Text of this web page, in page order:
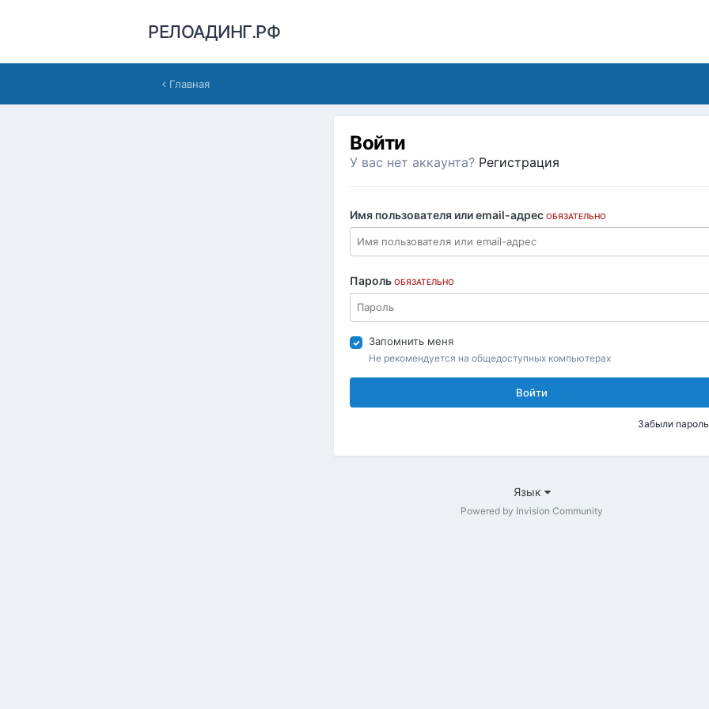
РЕЛОАДИНГ.РФ
Главная
Войти
У вас нет аккаунта? Регистрация
Имя пользователя или email-адрес ОБЯЗАТЕЛЬНО
Пароль ОБЯЗАТЕЛЬНО
Запомнить меня
Не рекомендуется на общедоступных компьютерах
Войти
Забыли
Язык
Powered by Invision Community